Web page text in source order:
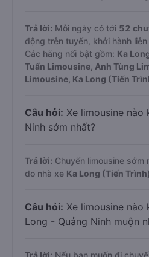
Câu hỏi:Mỗi ngày có bao
limousine trên tuyến
Trả lời:Mỗi ngày có tới52
động trên tuyến, khởi hành liên
Tuấn Limousine, Anh Tùng
Limousine, Ka Long (Tiến
Câu hỏi:Xe limousine nào
Ninh sớm nhất?
Trả lời:Chuyến limousine sớm
do nhà xe
Ka Long (Tiến Trình)
Câu hỏi:Xe limousine nào